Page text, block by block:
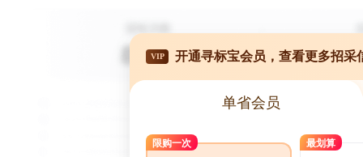
VIP 开通寻标宝会员，查看更多招采
单省会员
限购一次 最划算